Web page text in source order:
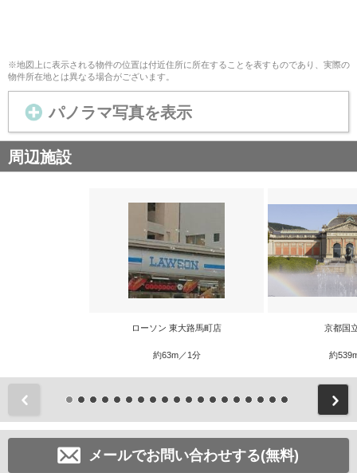
※地図上に表示される物件の位置は付近住所に所在することを表すものであり、実際の
物件所在地とは異なる場合がございます。
パノラマ写真を表示
周辺施設
ローソン 東大路馬町店
約63m／1分
京都国
約
メールでお問い合わせする(無料)